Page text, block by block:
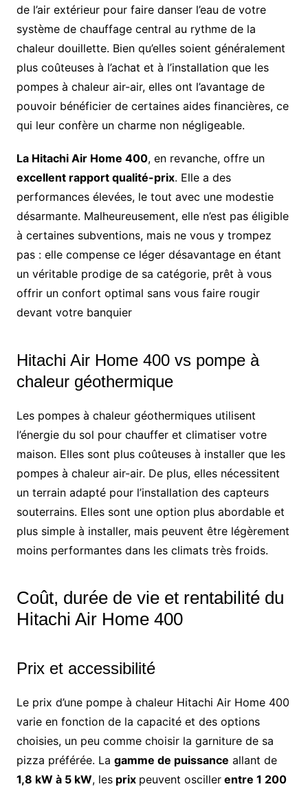
de l’air extérieur pour faire danser l’eau de votre
système de chauffage central au rythme de la
chaleur douillette. Bien qu’elles soient généralement
plus coûteuses à l’achat et à l’installation que les
pompes à chaleur air-air, elles ont l’avantage de
pouvoir bénéficier de certaines aides financières, ce
qui leur confère un charme non négligeable.
La Hitachi Air Home 400, en revanche, offre un
excellent rapport qualité-prix. Elle a des
performances élevées, le tout avec une modestie
désarmante. Malheureusement, elle n’est pas éligible
à certaines subventions, mais ne vous y trompez
pas : elle compense ce léger désavantage en étant
un véritable prodige de sa catégorie, prêt à vous
offrir un confort optimal sans vous faire rougir
devant votre banquier
Hitachi Air Home 400 vs pompe à
chaleur géothermique
Les pompes à chaleur géothermiques utilisent
l’énergie du sol pour chauffer et climatiser votre
maison. Elles sont plus coûteuses à installer que les
pompes à chaleur air-air. De plus, elles nécessitent
un terrain adapté pour l’installation des capteurs
souterrains. Elles sont une option plus abordable et
plus simple à installer, mais peuvent être légèrement
moins performantes dans les climats très froids.
Coût, durée de vie et rentabilité du
Hitachi Air Home 400
Prix et accessibilité
Le prix d’une pompe à chaleur Hitachi Air Home 400
varie en fonction de la capacité et des options
choisies, un peu comme choisir la garniture de sa
pizza préférée. La gamme de puissance allant de
1,8 kW à 5 kW, lesprix peuvent oscillerentre 1 200